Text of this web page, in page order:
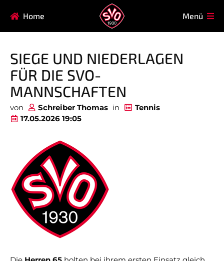
Home Menü
SIEGE UND NIEDERLAGEN
FÜR DIE SVO-
MANNSCHAFTEN
von Schreiber Thomas in
Tennis
17.05.2026 19:05
Navigation
überspringen
HAUPTVEREIN
MITGLIEDSCHAFT
Navigation
überspringen
AIKIDO
EISSTOCK
FITNESSKURSE
FUSSBALL
GARDE
GESUNDHEITSSPORT
KINDERTURNEN
TAEKWONDO
Nicht das Richtige gefunden?
Bitte nehmen Sie Kontakt mit uns auf. Wir helfen